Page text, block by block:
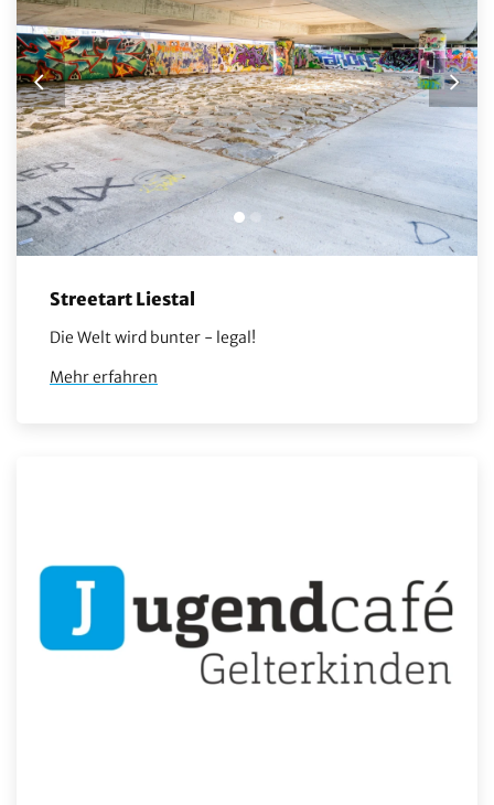
Streetart Liestal
Die Welt wird bunter - legal!
Mehr erfahren